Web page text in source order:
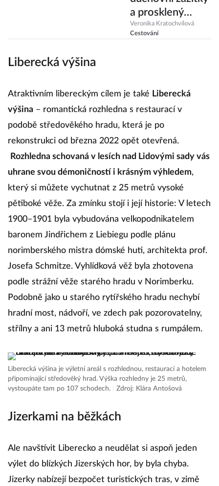
a prosklený
kostel v
zamlžených
Veronika Kratochvílová
Cestování
Liberecká výšina
Atraktivním libereckým cílem je také Liberecká
výšina – romantická rozhledna s restaurací v
podobě středověkého hradu, která je po
rekonstrukci od března 2022 opět otevřená.
Rozhledna schovaná v lesích nad Lidovými sady vás
uhrane svou démoničností i krásným výhledem,
který si můžete vychutnat z 25 metrů vysoké
pětiboké věže. Za zmínku stojí i její historie: V letech
1900–1901 byla vybudována velkopodnikatelem
baronem Jindřichem z Liebiegu podle plánu
norimberského mistra dómské huti, architekta prof.
Josefa Schmitze. Vyhlídková věž byla zhotovena
podle strážní věže starého hradu v Norimberku.
Podobně jako u starého rytířského hradu nechybí
hradní most, nádvoří, ve zdech pak pozorovatelny,
střílny a ani 13 metrů hluboká studna s rumpálem.
Liberecká výšina je výletní areál s rozhlednou, restaurací a hotelem
připomínající středověký hrad. Výška rozhledny je 25 metrů,
vystoupáte tam po 107 schodech.
Zdroj: Klára Antošová
Jizerkami na běžkách
Ale navštívit Liberecko a neudělat si aspoň jeden
výlet do blízkých Jizerských hor, by byla chyba.
Jizerky nabízejí bezpočet turistických tras, v zimě